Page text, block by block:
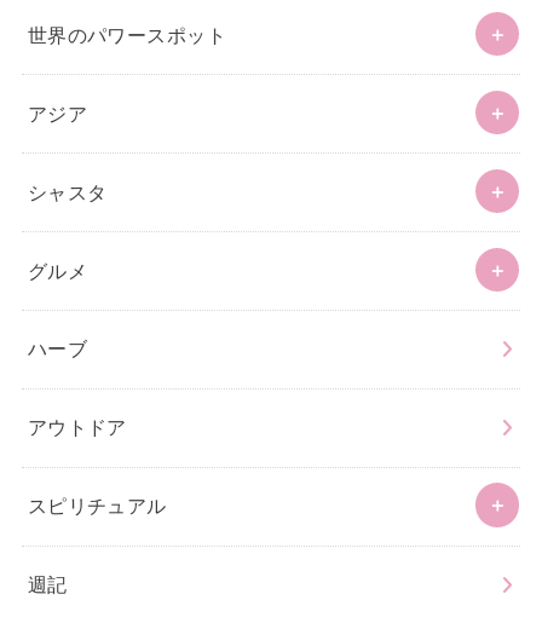
世界のパワースポット
アジア
シャスタ
グルメ
ハーブ
アウトドア
スピリチュアル
週記